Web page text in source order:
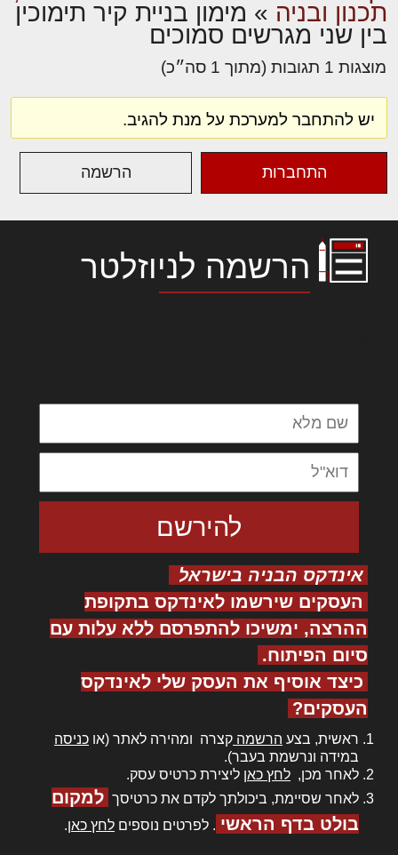
תכנון ובניה » מימון בניית קיר תימוכין
בין שני מגרשים סמוכים
מוצגות 1 תגובות (מתוך 1 סה״כ)
יש להתחבר למערכת על מנת להגיב.
התחברות הרשמה
הרשמה לניוזלטר
אינדקס הבניה בישראל
העסקים שירשמו לאינדקס בתקופת
ההרצה, ימשיכו להתפרסם ללא עלות עם
סיום הפיתוח.
כיצד אוסיף את העסק שלי לאינדקס
העסקים?
ראשית, בצע הרשמה קצרה ומהירה לאתר (או כניסה
במידה ונרשמת בעבר).
לאחר מכן, לחץ כאן ליצירת כרטיס עסק.
לאחר שסיימת, ביכולתך לקדם את כרטיסך למקום
בולט בדף הראשי . לפרטים נוספים לחץ כאן.